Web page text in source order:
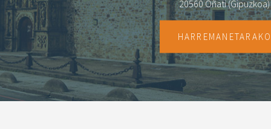
20560 Oñati (Gipuzkoa)